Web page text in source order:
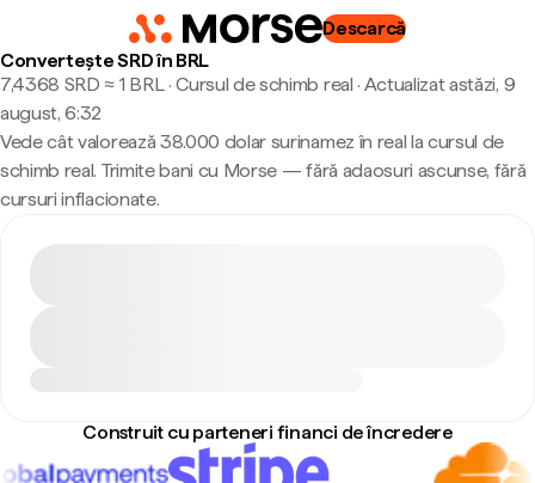
Descarcă
Convertește SRD în BRL
7,4368 SRD ≈ 1 BRL · Cursul de schimb real · Actualizat astăzi, 9
august, 6:32
Vede cât valorează 38.000 dolar surinamez în real la cursul de
schimb real. Trimite bani cu Morse — fără adaosuri ascunse, fără
cursuri inflacionate.
Construit cu parteneri financi de încredere